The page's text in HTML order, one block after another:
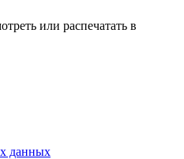
или распечатать в
данных